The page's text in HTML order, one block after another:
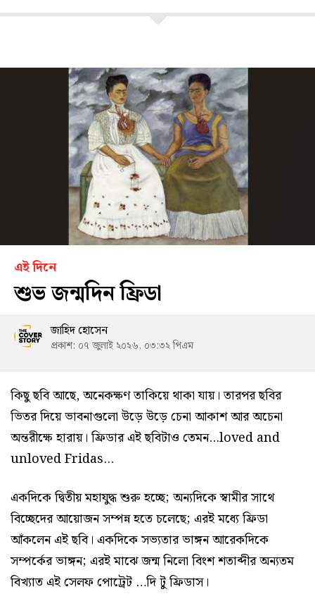
এই দিনে
শুভ জন্মদিন ফ্রিডা
জাহিদ হোসেন
প্রকাশ: ০৭ জুলাই ২০২৬, ০৩:৩২ পিএম
কিছু ছবি আছে, অনেকক্ষণ তাকিয়ে থাকা যায়। তারপর ছবির
ভিতর দিয়ে ভাবনাগুলো উড়ে উড়ে চেনা আকাশ আর অচেনা
অন্তরীক্ষে হারায়। ফ্রিডার এই ছবিটাও তেমন...loved and
unloved Fridas...
একদিকে দ্বিতীয় মহাযুদ্ধ শুরু হচ্ছে; অন্যদিকে স্বামীর সাথে
বিচ্ছেদের আয়োজন সম্পন্ন হতে চলেছে; এরই মধ্যে ফ্রিডা
আঁকলেন এই ছবি। একদিকে সভ্যতার ভাঙ্গন আরেকদিকে
সম্পর্কের ভাঙ্গন; এরই মাঝে জন্ম নিলো বিংশ শতাব্দীর অন্যতম
বিখ্যাত এই সেলফ পোট্রেট …দি টু ফ্রিডাস।